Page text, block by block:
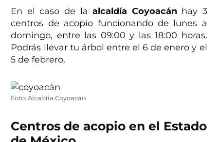
En el caso de laalcaldía Coyoacán hay 3
centros de acopio funcionando de lunes a
domingo, entre las 09:00 y las 18:00 horas.
Podrás llevar tu árbol entre el 6 de enero y el
5 de febrero.
Foto: Alcaldía Coyoacán
Centros de acopio en el Estado